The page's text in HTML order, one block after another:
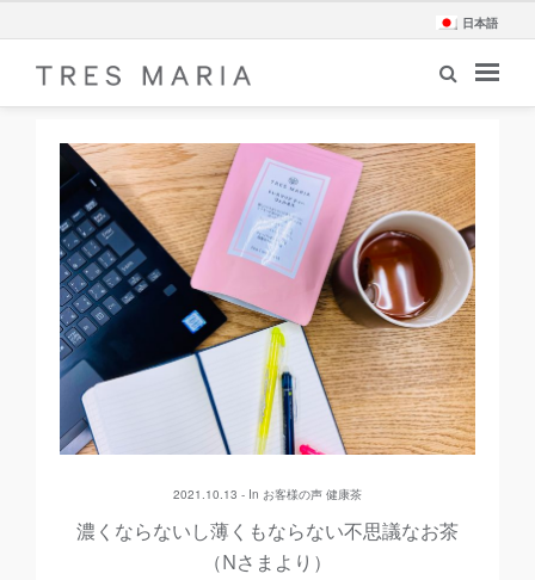
日本語
2021.10.13 - In お客様の声 健康茶
濃くならないし薄くもならない不思議なお茶
（Nさまより）